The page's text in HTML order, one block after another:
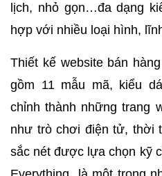
lịch, nhỏ gọn…đa dạng
hợp với nhiều loại hình,
Thiết kế website bán
gồm 11 mẫu mã, kiểu
chỉnh thành những trang
như trò chơi điện tử, thời
sắc nét được lựa chọn kỹ